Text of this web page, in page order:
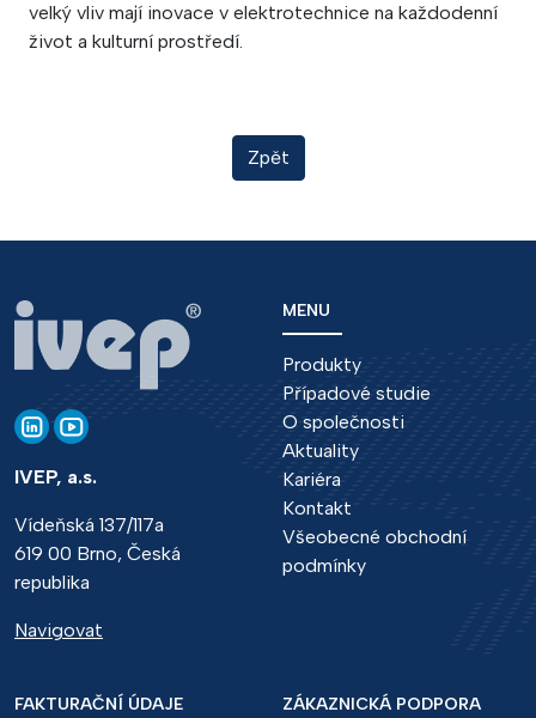
velký vliv mají inovace v elektrotechnice na každodenní
život a kulturní prostředí.
Zpět
IVEP, a.s.
Vídeňská 137/117a
619 00 Brno, Česká
republika
Navigovat
MENU
Produkty
Případové studie
O společnosti
Aktuality
Kariéra
Kontakt
Všeobecné obchodní
podmínky
FAKTURAČNÍ ÚDAJE ZÁKAZNICKÁ PODPORA